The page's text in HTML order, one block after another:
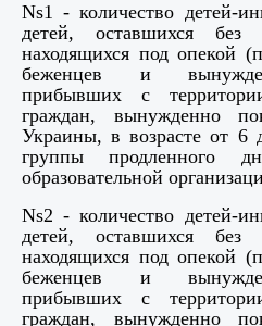
Ns1 - количество детей-
детей, оставшихся без
находящихся под опекой
беженцев и
прибывших с
граждан, вынужденно
Украины, в возрасте от
группы продленного
образовательной
Ns2 - количество детей-
детей, оставшихся без
находящихся под опекой
беженцев и
прибывших с
граждан, вынужденно